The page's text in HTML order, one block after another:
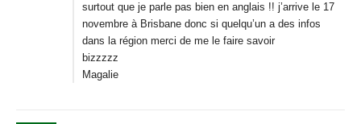
surtout que je parle pas bien en anglais !! j’arrive le 17
novembre à Brisbane donc si quelqu’un a des infos
dans la région merci de me le faire savoir
bizzzzz
Magalie